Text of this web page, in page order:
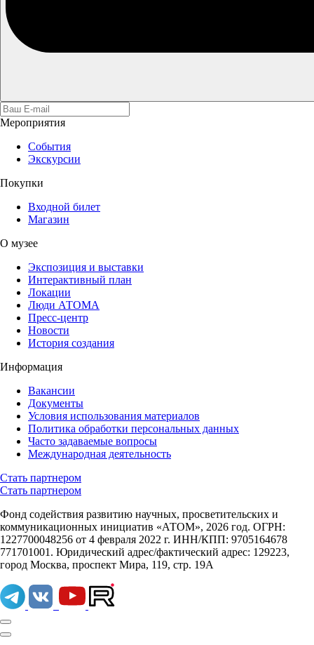
Мероприятия
События
Экскурсии
Покупки
Входной билет
Магазин
О музее
Экспозиция и выставки
Интерактивный план
Локации
Люди АТОМА
Пресс-центр
Новости
История создания
Информация
Вакансии
Документы
Условия использования материалов
Политика обработки персональных данных
Часто задаваемые вопросы
Международная деятельность
Стать партнером
Стать партнером
Фонд содействия развитию научных, просветительских и
коммуникационных инициатив «АТОМ», 2026 год. ОГРН:
1227700048256 от 4 февраля 2022 г. ИНН/КПП: 9705164678
771701001. Юридический адрес/фактический адрес: 129223,
город Москва, проспект Мира, 119, стр. 19А